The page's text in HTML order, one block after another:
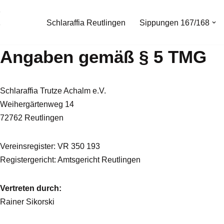
Schlaraffia Reutlingen Sippungen 167/168
Angaben gemäß § 5 TMG
Schlaraffia Trutze Achalm e.V.
Weihergärtenweg 14
72762 Reutlingen
Vereinsregister: VR 350 193
Registergericht: Amtsgericht Reutlingen
Vertreten durch:
Rainer Sikorski